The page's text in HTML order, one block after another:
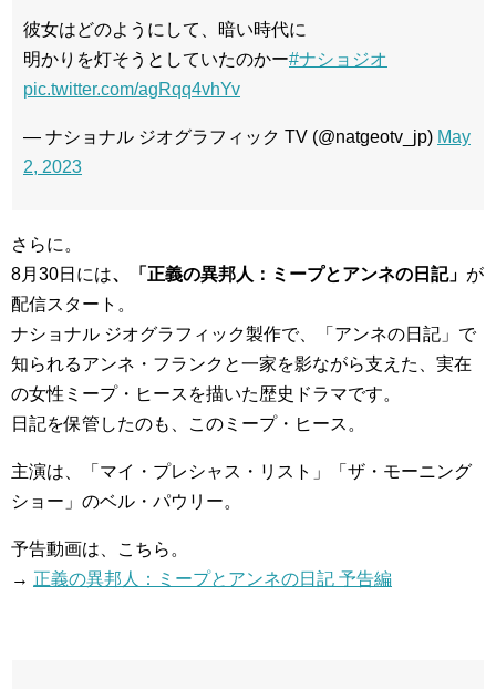
彼女はどのようにして、暗い時代に
明かりを灯そうとしていたのかー#ナショジオ
pic.twitter.com/agRqq4vhYv
— ナショナル ジオグラフィック TV (@natgeotv_jp) May
2, 2023
さらに。
8月30日には、「正義の異邦人：ミープとアンネの日記」 が
配信スタート。
ナショナル ジオグラフィック製作で、「アンネの日記」で
知られるアンネ・フランクと一家を影ながら支えた、実在
の女性ミープ・ヒースを描いた歴史ドラマです。
日記を保管したのも、このミープ・ヒース。
主演は、「マイ・プレシャス・リスト」「ザ・モーニング
ショー」のベル・パウリー。
予告動画は、こちら。
→ 正義の異邦人：ミープとアンネの日記 予告編